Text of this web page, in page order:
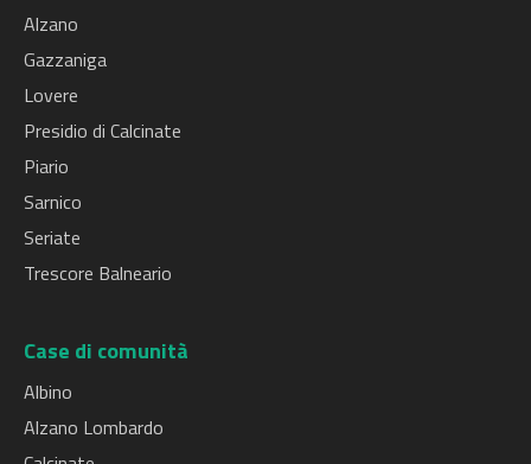
Alzano
Gazzaniga
Lovere
Presidio di Calcinate
Piario
Sarnico
Seriate
Trescore Balneario
Case di comunità
Albino
Alzano Lombardo